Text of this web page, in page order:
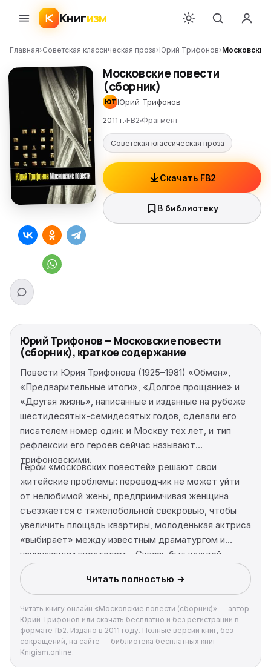
Книгизм
Главная›Советская классическая проза›Юрий Трифонов›Московские
Московские повести
(сборник)
ЮТ Юрий Трифонов
2011 г. FB2 Фрагмент
Советская классическая проза
Скачать FB2
В библиотеку
Юрий Трифонов — Московские повести
(сборник), краткое содержание
Повести Юрия Трифонова (1925–1981) «Обмен»,
«Предварительные итоги», «Долгое прощание» и
«Другая жизнь», написанные и изданные на рубеже
шестидесятых-семидесятых годов, сделали его
писателем номер один: и Москву тех лет, и тип
рефлексии его героев сейчас называют
трифоновскими.
Герои «московских повестей» решают свои
житейские проблемы: переводчик не может уйти
от нелюбимой жены, предприимчивая женщина
съезжается с тяжелобольной свекровью, чтобы
увеличить площадь квартиры, молоденькая актриса
«выбирает» между известным драматургом и
начинающим писателем… Сквозь быт каждой
истории просвечивает притча, за обыденностью
скрыта трагедия поколения.
Читать полностью →
Читать книгу онлайн «Московские повести (сборник)» — автор
Юрий Трифонов или скачать бесплатно и без регистрации в
формате fb2. Издано в 2011 году. Полные версии книг, без
сокращений, на сайте — библиотека бесплатных книг
Knigism.online.